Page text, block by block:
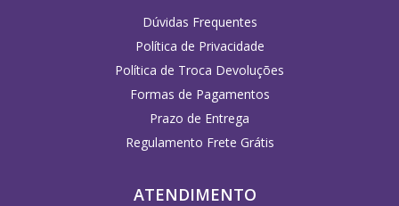
Dúvidas Frequentes
Política de Privacidade
Política de Troca Devoluções
Formas de Pagamentos
Prazo de Entrega
Regulamento Frete Grátis
ATENDIMENTO